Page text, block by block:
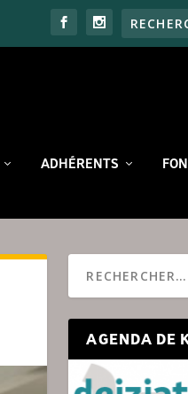
ADHÉRENTS
AGENDA DE